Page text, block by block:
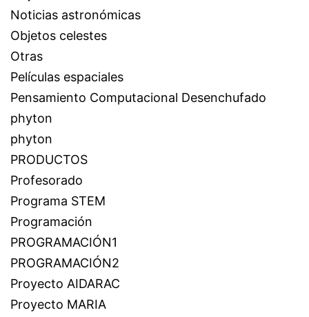
Noticias astronómicas
Objetos celestes
Otras
Películas espaciales
Pensamiento Computacional Desenchufado
phyton
phyton
PRODUCTOS
Profesorado
Programa STEM
Programación
PROGRAMACIÓN1
PROGRAMACIÓN2
Proyecto AIDARAC
Proyecto MARIA